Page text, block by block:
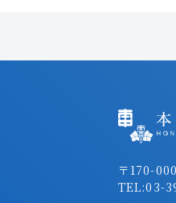
〒170-
TEL:03-